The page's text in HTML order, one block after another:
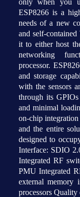
only when you
ESP8266 is a
needs of a new
and self-
it to either host
networking
processor.
and storage
with the sensors
through its
and minimal
on-chip
and the entire
designed to
Interface: SDIO
Integrated RF
PMU Integrated
external memory
processors